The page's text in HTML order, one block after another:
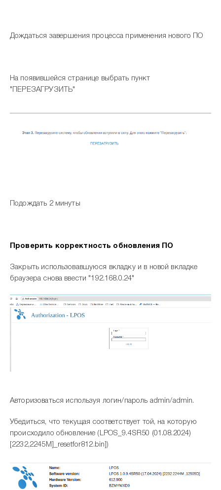
Дождаться завершения процесса применения нового ПО
На появившейся странице выбрать пункт
"ПЕРЕЗАГРУЗИТЬ"
Подождать 2 минуты
Проверить корректность обновления ПО
Закрыть использовавшуюся вкладку и в новой вкладке
браузера снова ввести "192.168.0.24"
Авторизоваться используя логин/пароль admin/admin.
Убедиться, что текущая соответствует той, на которую
происходило обновление (LPOS_9.4SR50 (01.08.2024)
[2232,2245M]_resetfor812.bin])